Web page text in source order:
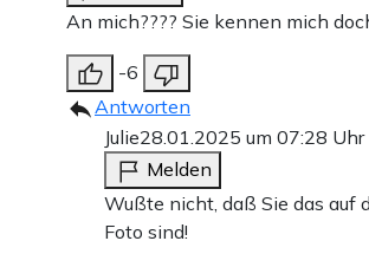
An mich???? Sie kennen mich
-6
Antworten
Julie28.01.2025 um 07:28 Uhr
Melden
Wußte nicht, daß Sie das auf
Foto sind!